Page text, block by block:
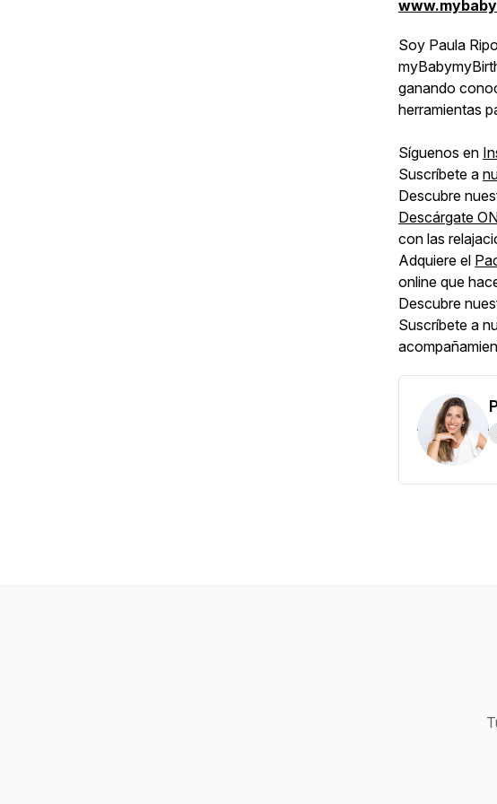
Soy Paula
ganando
herramientas
Síguenos en
Suscríbete a
Descubre
Descárgate
con las
Adquiere el
online que
Descubre
Suscríbete a